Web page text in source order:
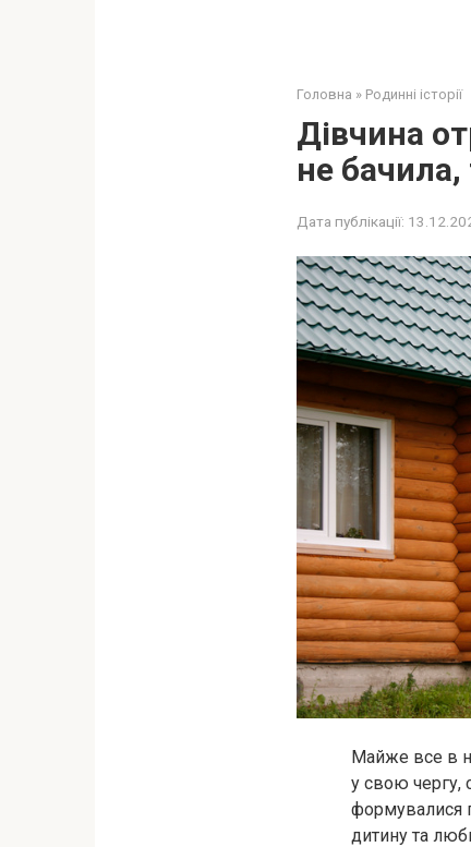
Головна » Родинні історії
Дівчина
не
Дата публікації:
Майже все в
у свою чергу,
формувалися
дитину та